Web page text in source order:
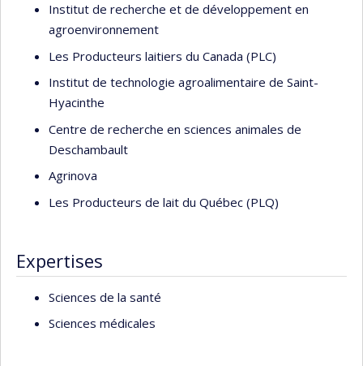
Institut de recherche et de développement en
agroenvironnement
Les Producteurs laitiers du Canada (PLC)
Institut de technologie agroalimentaire de Saint-
Hyacinthe
Centre de recherche en sciences animales de
Deschambault
Agrinova
Les Producteurs de lait du Québec (PLQ)
Expertises
Sciences de la santé
Sciences médicales